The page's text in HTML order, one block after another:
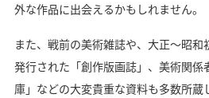
外な作品に出会えるかもしれません。
また、戦前の美術雑誌や、大正～昭
発行された「創作版画誌」、美術関
庫」などの大変貴重な資料も多数所蔵